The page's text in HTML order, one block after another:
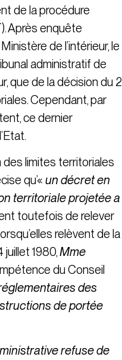
de la procédure
Après enquête
de l’intérieur, le
administratif de
que de la décision du 2
Cependant, par
ce dernier
des limites territoriales
qu’« un décret en
territoriale projetée a
toutefois de relever
relèvent de la
1980,Mme
du Conseil
des
de portée
refuse de